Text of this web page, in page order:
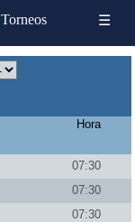
Torneos ☰
Hora
07:30
07:30
07:30